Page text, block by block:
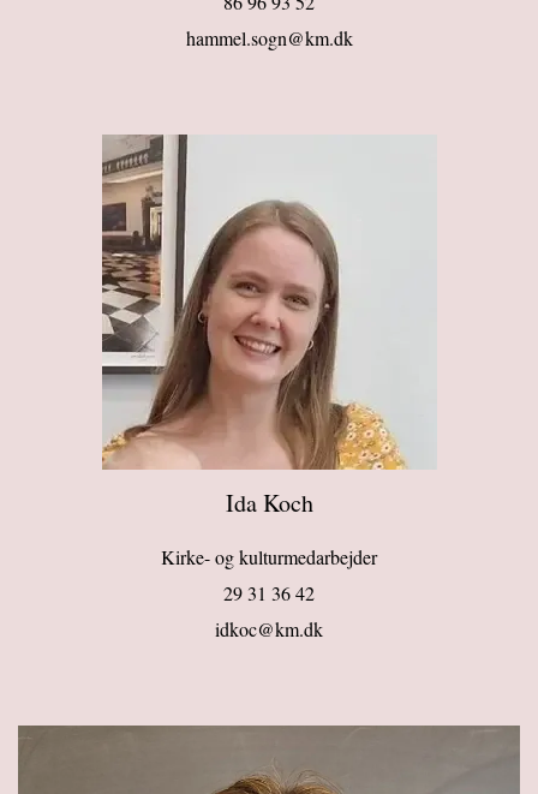
hammel.sogn@km.dk
Ida Koch
Kirke- og kulturmedarbejder
29 31 36 42
idkoc@km.dk